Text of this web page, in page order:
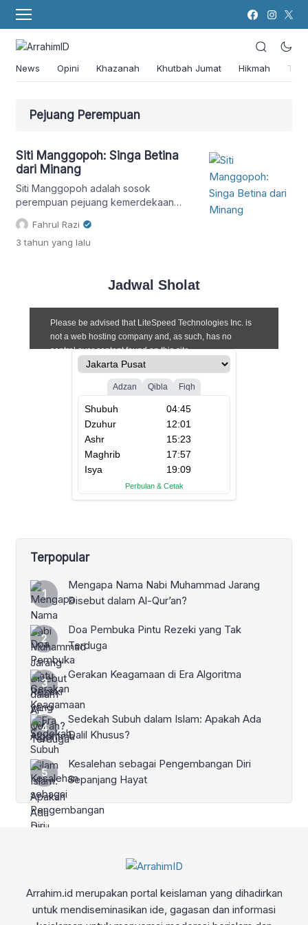
News Opini Khazanah Khutbah Jumat Hikmah
Pejuang Perempuan
Siti Manggopoh: Singa Betina
dari Minang
Siti Manggopoh adalah sosok
perempuan pejuang kemerdekaan
yang mempunyai kecintaan yang besar
terhadap tanah air.
Fahrul Razi
3 tahun yang lalu
Jadwal Sholat
Terpopular
Mengapa Nama Nabi Muhammad Jarang
Disebut dalam Al-Qur’an?
Doa Pembuka Pintu Rezeki yang Tak
Terduga
Gerakan Keagamaan di Era Algoritma
Sedekah Subuh dalam Islam: Apakah Ada
Dalil Khusus?
Kesalehan sebagai Pengembangan Diri
Sepanjang Hayat
Arrahim.id merupakan portal keislaman yang dihadirkan
untuk mendiseminasikan ide, gagasan dan informasi